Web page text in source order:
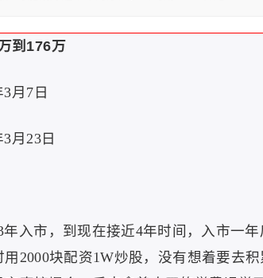
到176万
3月7日
月23日
年入市，到现在接近4年时间，入市一
用2000块配资1W炒股，没有想着要去